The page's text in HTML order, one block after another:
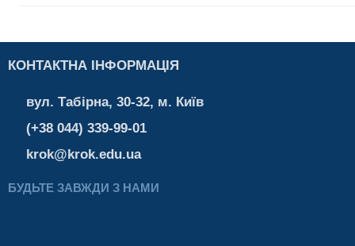
КОНТАКТНА ІНФОРМАЦІЯ
вул. Табірна, 30-32, м. Київ
(+38 044) 339-99-01
krok@krok.edu.ua
БУДЬТЕ ЗАВЖДИ З НАМИ